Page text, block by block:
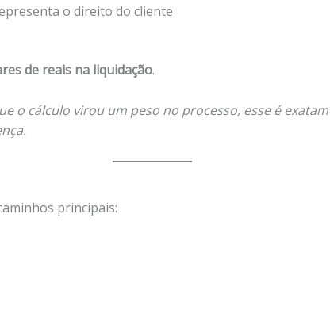
o direito do cliente
de reais na liquidação.
o cálculo virou um peso no processo, esse é
principais: